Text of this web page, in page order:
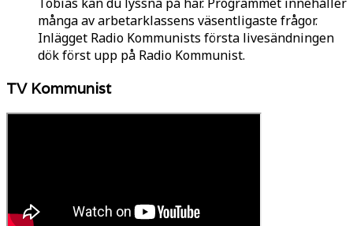
Tobias kan du lyssna på här. Programmet innehåller
många av arbetarklassens väsentligaste frågor.
Inlägget Radio Kommunists första livesändningen
dök först upp på Radio Kommunist.
TV Kommunist